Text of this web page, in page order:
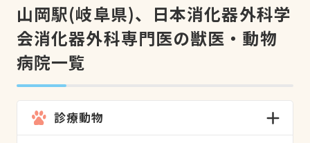
山岡駅(岐阜県)、日本消化器外科学
会消化器外科専門医の獣医・動物
病院一覧
診療動物